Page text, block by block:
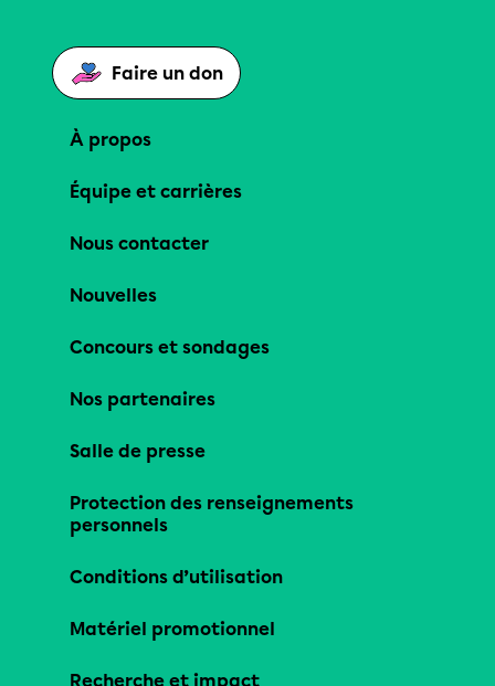
Faire un don
À propos
Équipe et carrières
Nous contacter
Nouvelles
Concours et sondages
Nos partenaires
Salle de presse
Protection des renseignements
personnels
Conditions d’utilisation
Matériel promotionnel
Recherche et impact